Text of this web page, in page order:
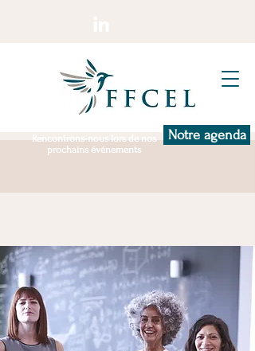
Rencontrons-nous lors de nos
prochains événements
Notre agenda